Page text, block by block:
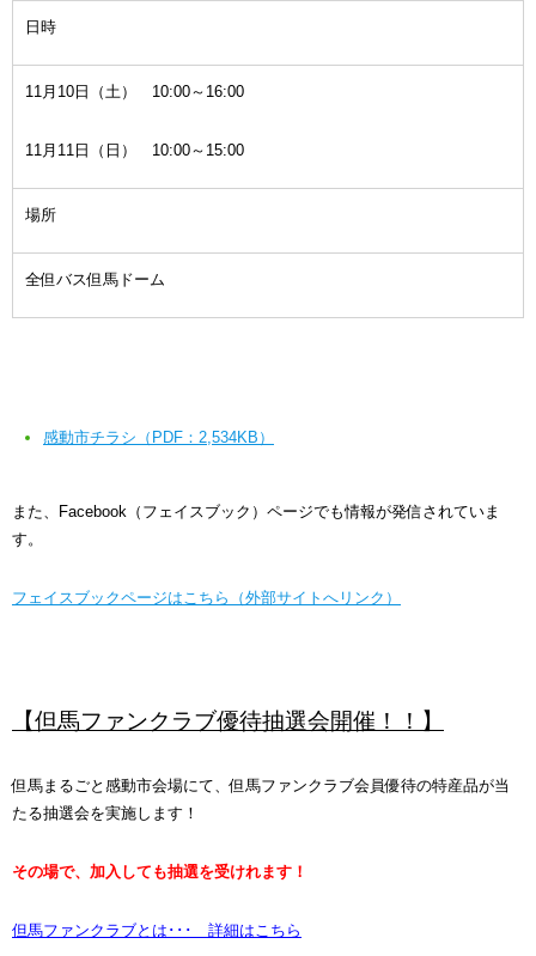
日時
11月10日（土） 10:00～16:00
11月11日（日） 10:00～15:00
場所
全但バス但馬ドーム
感動市チラシ（PDF：2,534KB）
また、Facebook（フェイスブック）ページでも情報が発信されていま
す。
フェイスブックページはこちら（外部サイトへリンク）
【但馬ファンクラブ優待抽選会開催！！】
但馬まるごと感動市会場にて、但馬ファンクラブ会員優待の特産品が当
たる抽選会を実施します！
その場で、加入しても抽選を受けれます！
但馬ファンクラブとは･･･ 詳細はこちら